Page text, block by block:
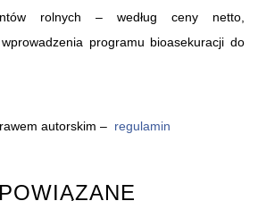
rolnych – według ceny netto,
programu bioasekuracji do
autorskim – regulamin